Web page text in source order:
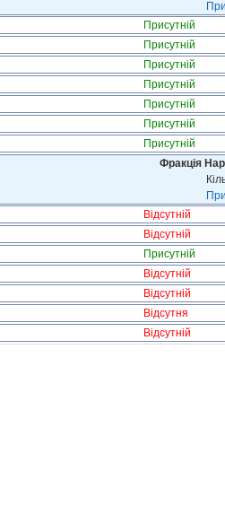
Присутній
Присутній
Присутній
Присутній
Присутній
Присутній
Присутній
Фракція
Відсутній
Відсутній
Присутній
Відсутній
Відсутній
Відсутня
Відсутній